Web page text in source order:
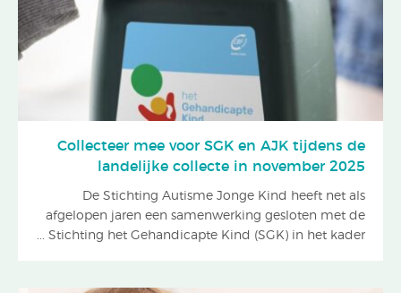
Collecteer mee voor SGK en AJK tijdens de
landelijke collecte in november 2025
De Stichting Autisme Jonge Kind heeft net als
afgelopen jaren een samenwerking gesloten met de
Stichting het Gehandicapte Kind (SGK) in het kader ...